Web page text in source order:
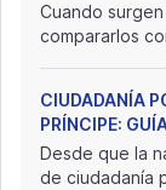
Cuando
compararlos
CIUDADANÍA
PRÍNCIPE:
Desde que la
de ciudadanía